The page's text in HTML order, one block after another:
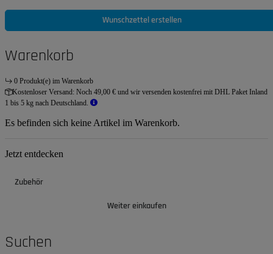
Wunschzettel erstellen
Warenkorb
0 Produkt(e) im Warenkorb
Kostenloser Versand: Noch 49,00 € und wir versenden kostenfrei mit DHL Paket Inland
1 bis 5 kg nach Deutschland.
Es befinden sich keine Artikel im Warenkorb.
Jetzt entdecken
Zubehör
Weiter einkaufen
Suchen